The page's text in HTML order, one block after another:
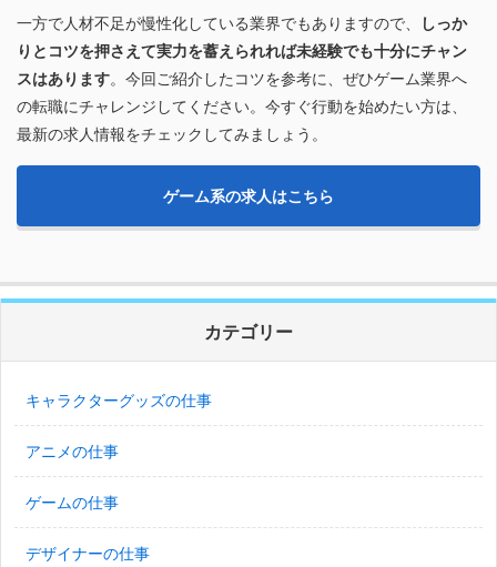
一方で人材不足が慢性化している業界でもありますので、
しっか
りとコツを押さえて実力を蓄えられれば未経験でも十分にチャン
スはあります。今回ご紹介したコツを参考に、ぜひゲーム業界へ
の転職にチャレンジしてください。今すぐ行動を始めたい方は、
最新の求人情報をチェックしてみましょう。
ゲーム系の求人はこちら
カテゴリー
キャラクターグッズの仕事
アニメの仕事
ゲームの仕事
デザイナーの仕事